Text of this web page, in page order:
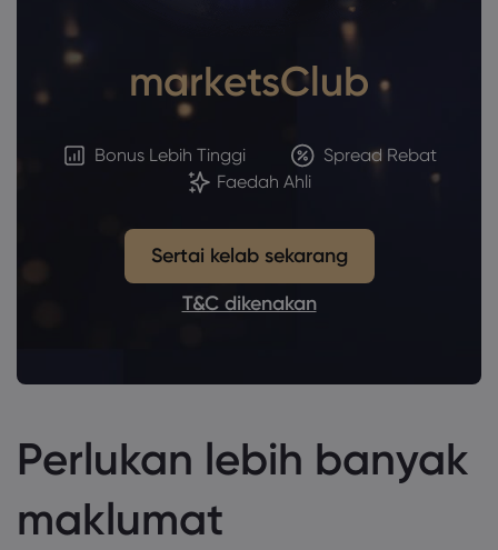
marketsClub
Bonus Lebih Tinggi
Spread Rebat
Faedah Ahli
Sertai kelab sekarang
T&C dikenakan
Perlukan lebih banyak
maklumat